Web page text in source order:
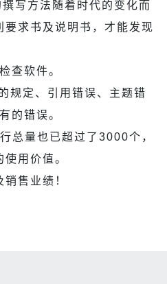
写方法随着时代的变化而
求书及说明书，才能发现
查软件。
规定、引用错误、主题错
的错误。
总量也已超过了3000个，
用价值。
售业绩！